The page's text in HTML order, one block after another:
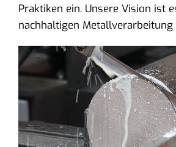
Praktiken ein. Unsere Vision ist
nachhaltigen Metallverarbeitung